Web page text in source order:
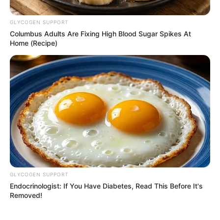
DAVID OSPINA
¿David Ospina se retira del fútbol?
Técnico del Atlante prende las
alarmas
PELEA DE BARRAS BRAVAS
Batalla campal en el
estadio Jaraguay de
barras dejó 21 heridos y
destrozos
GLYCOGEN SUPPORT
Columbus Adults Are Fixing High Blood Sugar Spikes At
Home (Recipe)
GLYCOGEN SUPPORT
Endocrinologist: If You Have Diabetes, Read This Before It's
Removed!